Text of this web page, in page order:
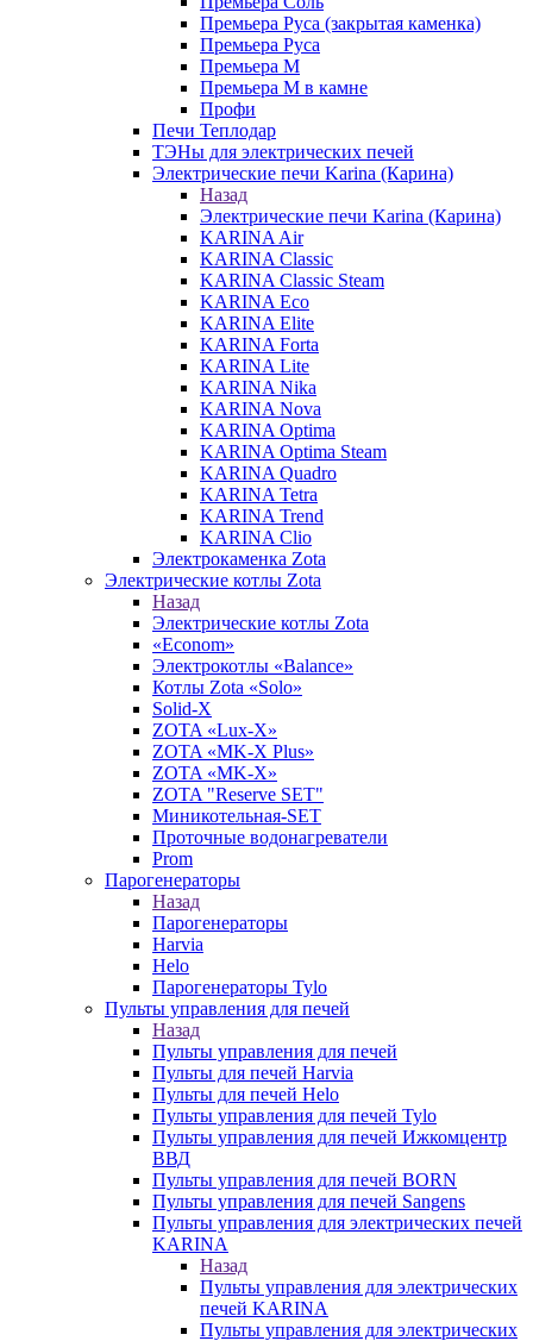
Премьера Руса (закрытая каменка)
Премьера Руса
Премьера М
Премьера М в камне
Профи
Печи Теплодар
ТЭНы для электрических печей
Электрические печи Karina (Карина)
Назад
Электрические печи Karina (Карина)
KARINA Air
KARINA Classic
KARINA Classic Steam
KARINA Eco
KARINA Elite
KARINA Forta
KARINA Lite
KARINA Nika
KARINA Nova
KARINA Optima
KARINA Optima Steam
KARINA Quadro
KARINA Tetra
KARINA Trend
KARINA Clio
Электрокаменка Zota
Электрические котлы Zota
Назад
Электрические котлы Zota
«Econom»
Электрокотлы «Balance»
Котлы Zota «Solo»
Solid-X
ZOTA «Lux-X»
ZOTA «MK-X Plus»
ZOTA «MK-X»
ZOTA "Reserve SET"
Миникотельная-SET
Проточные водонагреватели
Prom
Парогенераторы
Назад
Парогенераторы
Harvia
Helo
Парогенераторы Tylo
Пульты управления для печей
Назад
Пульты управления для печей
Пульты для печей Harvia
Пульты для печей Helo
Пульты управления для печей Tylo
Пульты управления для печей Ижкомцентр
ВВД
Пульты управления для печей BORN
Пульты управления для печей Sangens
Пульты управления для электрических печей
KARINA
Назад
Пульты управления для электрических
печей KARINA
Пульты управления для электрических